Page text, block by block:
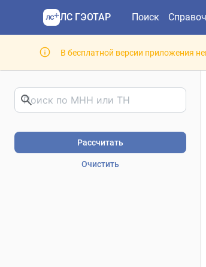
ЛС ГЭОТАР Поиск
В бесплатной версии приложения
Рассчитать
Очистить
Риски